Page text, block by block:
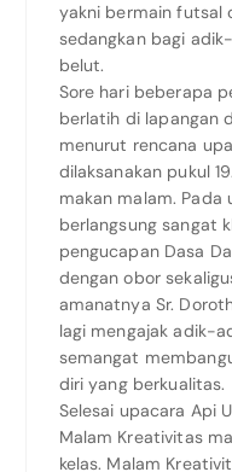
yakni bermain futsal
sedangkan bagi
belut.
Sore hari beberapa
berlatih di lapangan
menurut rencana
dilaksanakan pukul
makan malam. Pada
berlangsung sangat
pengucapan Dasa
dengan obor
amanatnya Sr.
lagi mengajak adik-
semangat
diri yang berkualitas.
Selesai upacara Api
Malam Kreativitas
kelas. Malam